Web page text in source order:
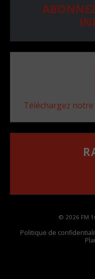
Téléchargez
© 2026 FM
Politique de